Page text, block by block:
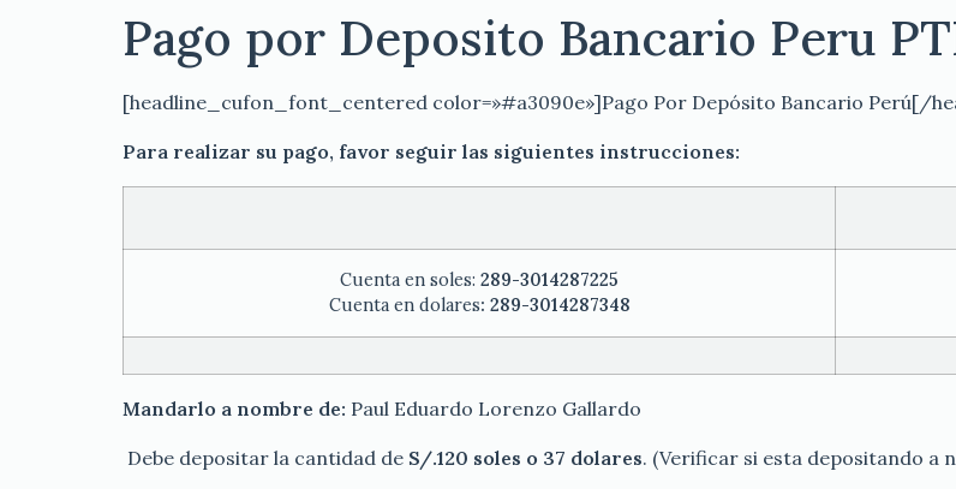
Pago por Deposito Bancario Peru
[headline_cufon_font_centered color=»#a3090e»]Pago Por Depósito Bancario Perú[/
Para realizar su pago, favor seguir las siguientes instrucciones:
Cuenta en soles: 289-3014287225
Cuenta en dolares: 289-3014287348
Mandarlo a nombre de: Paul Eduardo Lorenzo Gallardo
Debe depositar la cantidad de S/.120 soles o 37 dolares. (Verificar si esta depositando a